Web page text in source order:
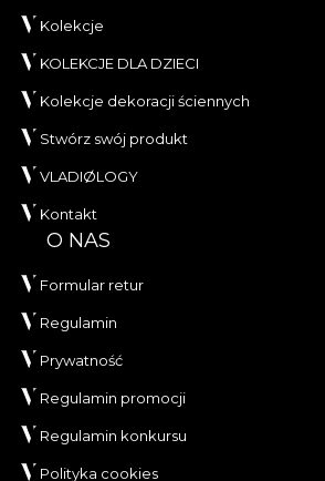
Kolekcje
KOLEKCJE DLA DZIECI
Kolekcje dekoracji ściennych
Stwórz swój produkt
VLADIØLOGY
Kontakt
O NAS
Formular retur
Regulamin
Prywatność
Regulamin promocji
Regulamin konkursu
Polityka cookies